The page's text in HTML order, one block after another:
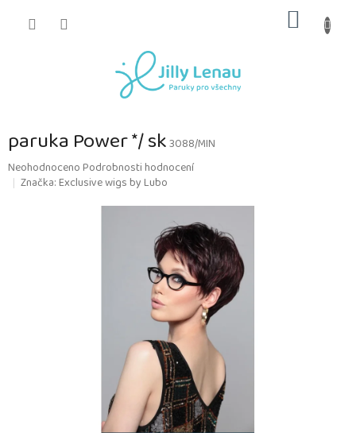
KOŠÍK
paruka Power */ sk3088/MIN
Průměrné
hodnocení
NeohodnocenoPodrobnosti hodnocení
Značka:Exclusive wigs by Lubo